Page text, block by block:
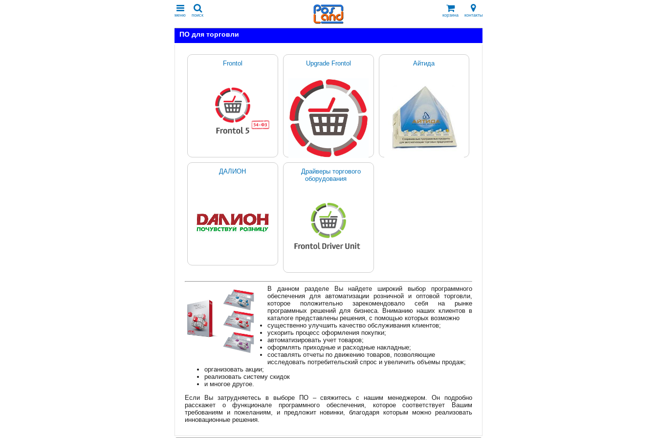
меню поиск корзина контакты
ПО для торговли
Frontol Upgrade Frontol Айтида
ДАЛИОН
Драйверы торгового
оборудования
В данном разделе Вы найдете широкий выбор программного
обеспечения для автоматизации розничной и оптовой торговли,
которое положительно зарекомендовало себя на рынке
программных решений для бизнеса. Вниманию наших клиентов в
каталоге представлены решения, с помощью которых возможно
существенно улучшить качество обслуживания клиентов;
ускорить процесс оформления покупки;
автоматизировать учет товаров;
оформлять приходные и расходные накладные;
составлять отчеты по движению товаров, позволяющие
исследовать потребительский спрос и увеличить объемы продаж;
организовать акции;
реализовать систему скидок
и многое другое.
Если Вы затрудняетесь в выборе ПО – свяжитесь с нашим менеджером. Он подробно
расскажет о функционале программного обеспечения, которое соответствует Вашим
требованиям и пожеланиям, и предложит новинки, благодаря которым можно реализовать
инновационные решения.